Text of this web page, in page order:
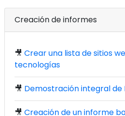
Creación de informes
🎥 Crear una lista de sitios
tecnologías
🎥 Demostración integral de
🎥 Creación de un informe